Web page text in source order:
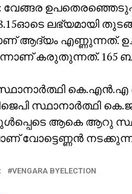
വേങ്ങര
ലഭ്യമായി
ആദ്യം എണ്ണുന്നത്.
കരുതുന്നത്. 165
കെ.എന്‍.എ
സ്ഥാനാര്‍ത്ഥി
ആകെ ആറു
വോട്ടെണ്ണന്‍
VENGARA BYELECTION